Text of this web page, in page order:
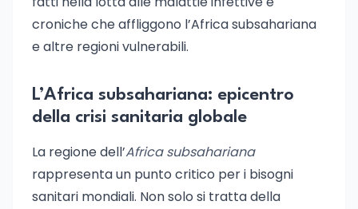
croniche che affliggono l’Africa subsahariana
e altre regioni vulnerabili.
L’Africa subsahariana: epicentro
della crisi sanitaria globale
La regione dell’Africa subsahariana
rappresenta un punto critico per i bisogni
sanitari mondiali. Non solo si tratta della